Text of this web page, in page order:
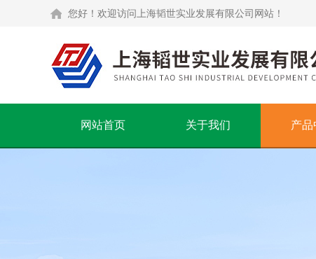
您好！欢迎访问上海韬世实业发展有限公司网站！
网站首页 关于我们 产品